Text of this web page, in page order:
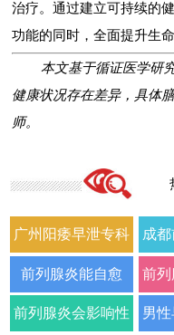
治疗。通过建立可持续的
功能的同时，全面提升生命
本文基于循证医学研
健康状况存在差异，具体
师。
广州阳痿早泄专科
门诊哪家好正规男
科医院排名
成
哪
前列腺炎能自愈
吗？2026年科学治
前列
见
前列腺炎会影响性 男